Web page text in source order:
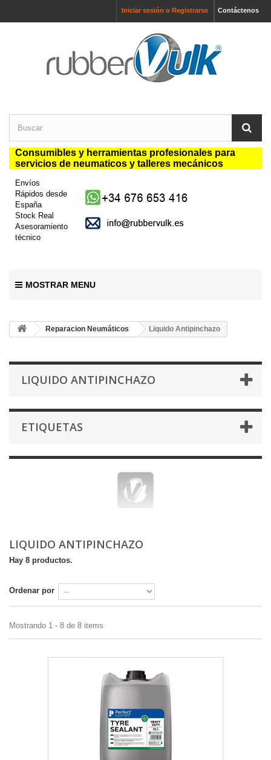
Contáctenos
Iniciar sesión o Registrarse
Consumibles y herramientas profesionales para
servicios de neumaticos y talleres mecánicos
Envíos
Rápidos desde
España
Stock Real
Asesoramiento
técnico
MOSTRAR MENU
Reparacion Neumáticos Liquido Antipinchazo
LIQUIDO ANTIPINCHAZO
ETIQUETAS
LIQUIDO ANTIPINCHAZO
Hay 8 productos.
Ordenar por
Mostrando 1 - 8 de 8 items